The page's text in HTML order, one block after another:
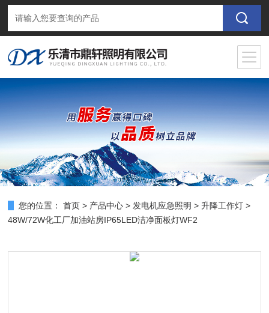
您的位置： 首页 > 产品中心 > 发电机应急照明 >升降工作灯 >
48W/72W化工厂加油站房IP65LED洁净面板灯WF2